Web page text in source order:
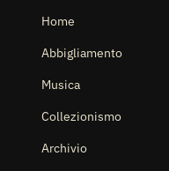
Home
Abbigliamento
Musica
Collezionismo
Archivio